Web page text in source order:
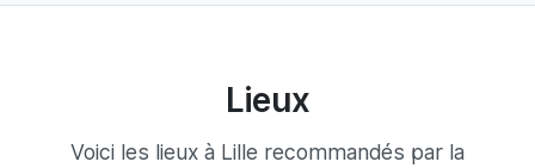
Lieux
Voici les lieux à Lille recommandés par la